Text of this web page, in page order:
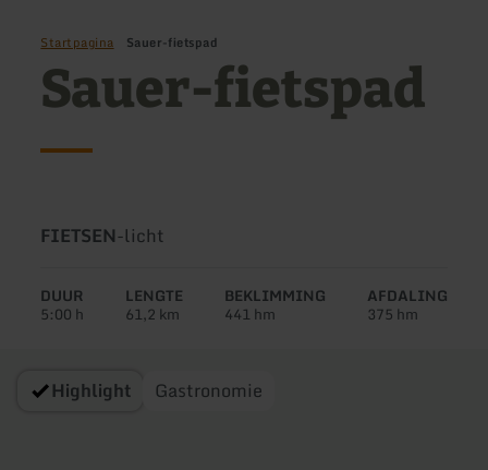
Startpagina Sauer-fietspad
Sauer-fietspad
Soort
FIETSEN-Moeilijkheidsgraad:
licht
DUUR
5:00 h
LENGTE
61,2 km
BEKLIMMING
441 hm
AFDALING
375 hm
Highlight Gastronomie